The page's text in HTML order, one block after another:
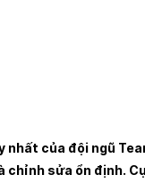
nhất của đội ngũ
sửa ổn định.